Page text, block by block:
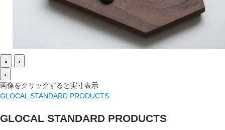
×
‹
›
画像をクリックすると実寸表示
GLOCAL STANDARD PRODUCTS
GLOCAL STANDARD PRODUCTS